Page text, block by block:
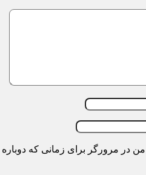
من در مرورگر برای زمانی که